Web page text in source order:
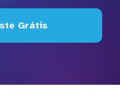
Grátis